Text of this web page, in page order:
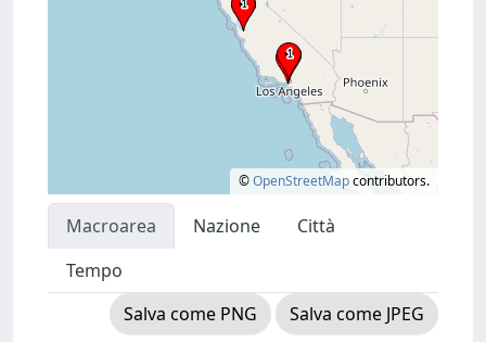
©OpenStreetMapcontributors.
Macroarea Nazione
Città
Tempo
Salva come PNG
Salva come JPEG